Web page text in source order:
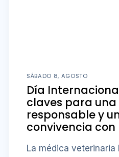
SÁBADO 8, AGOSTO
Día
claves para
responsable y
convivencia con
La médica veterinaria